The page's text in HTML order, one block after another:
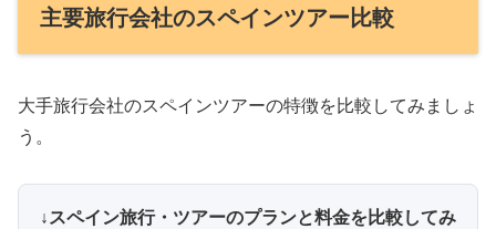
主要旅行会社のスペインツアー比較
大手旅行会社のスペインツアーの特徴を比較してみましょ
う。
↓スペイン旅行・ツアーのプランと料金を比較してみ